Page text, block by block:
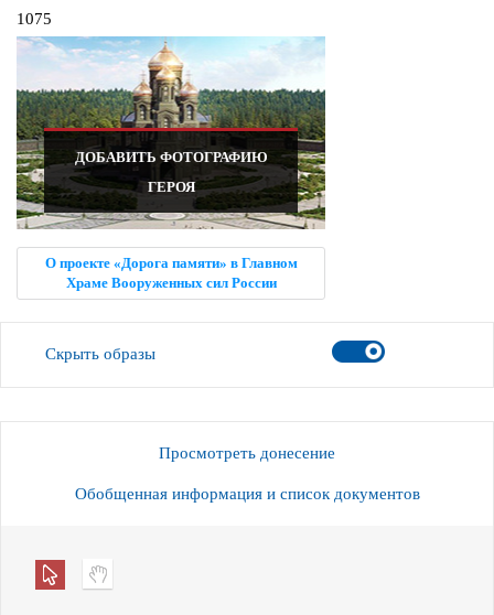
1075
ДОБАВИТЬ ФОТОГРАФИЮ
ГЕРОЯ
О проекте «Дорога памяти» в Главном
Храме Вооруженных сил России
Скрыть образы
Просмотреть донесение
Обобщенная информация и список документов